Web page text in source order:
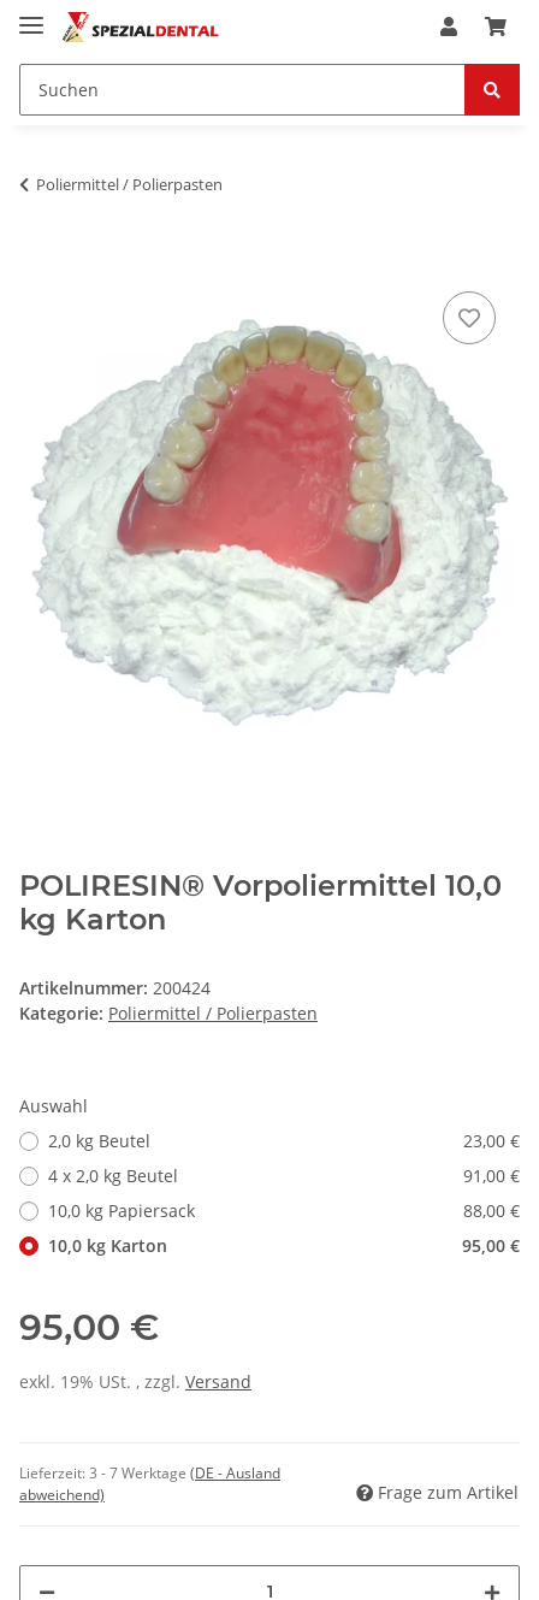
Poliermittel / Polierpasten
POLIRESIN® Vorpoliermittel 10,0
kg Karton
Artikelnummer: 200424
Kategorie: Poliermittel / Polierpasten
Auswahl
2,0 kg Beutel
23,00 €
4 x 2,0 kg Beutel
91,00 €
10,0 kg Papiersack
88,00 €
10,0 kg Karton
95,00 €
95,00 €
exkl. 19% USt. , zzgl. Versand
Lieferzeit:3 - 7 Werktage (DE - Ausland
abweichend)
Frage zum Artikel